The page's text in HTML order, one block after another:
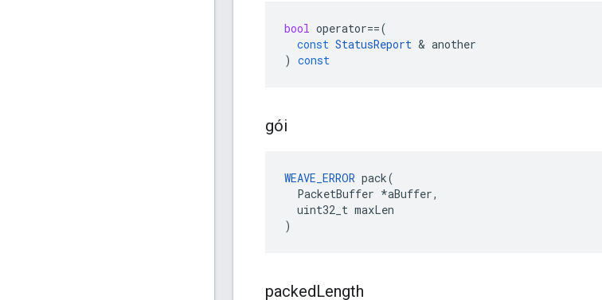
bool operator==(
const StatusReport & another
) const
gói
WEAVE_ERROR pack(
  PacketBuffer *aBuffer,
  uint32_t maxLen
)
packedLength